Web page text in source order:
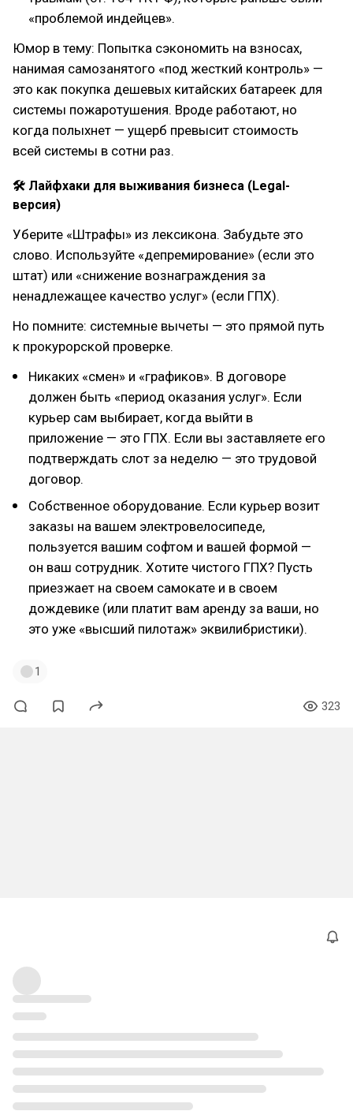
«проблемой индейцев».
Юмор в тему: Попытка сэкономить на взносах,
нанимая самозанятого «под жесткий контроль» —
это как покупка дешевых китайских батареек для
системы пожаротушения. Вроде работают, но
когда полыхнет — ущерб превысит стоимость
всей системы в сотни раз.
🛠 Лайфхаки для выживания бизнеса (Legal-
версия)
Уберите «Штрафы» из лексикона. Забудьте это
слово. Используйте «депремирование» (если это
штат) или «снижение вознаграждения за
ненадлежащее качество услуг» (если ГПХ).
Но помните: системные вычеты — это прямой путь
к прокурорской проверке.
Никаких «смен» и «графиков». В договоре
должен быть «период оказания услуг». Если
курьер сам выбирает, когда выйти в
приложение — это ГПХ. Если вы заставляете его
подтверждать слот за неделю — это трудовой
договор.
Собственное оборудование. Если курьер возит
заказы на вашем электровелосипеде,
пользуется вашим софтом и вашей формой —
он ваш сотрудник. Хотите чистого ГПХ? Пусть
приезжает на своем самокате и в своем
дождевике (или платит вам аренду за ваши, но
это уже «высший пилотаж» эквилибристики).
1
323